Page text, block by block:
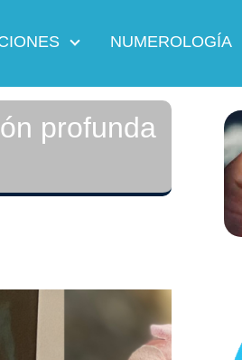
NUMEROLOGÍA
profunda